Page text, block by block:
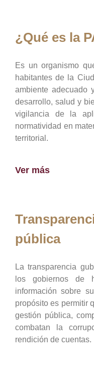
¿Qué es la
Es un organismo
habitantes de la
ambiente adecuado
desarrollo, salud y
vigilancia de la
normatividad en
territorial.
Ver más
pública
La transparencia
los gobiernos de
información sobre
propósito es permitir
gestión pública,
combatan la
rendición de cuentas.